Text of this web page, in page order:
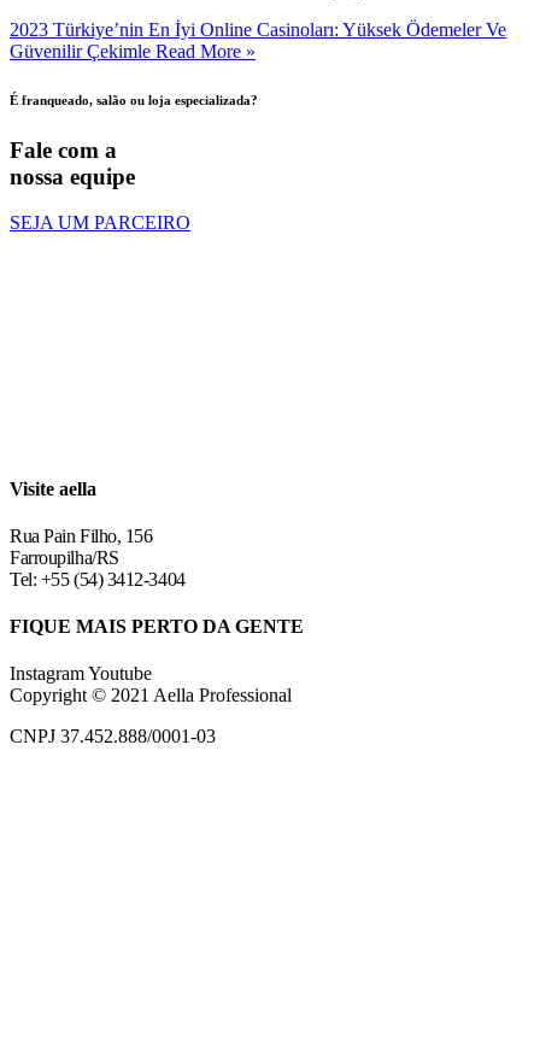
2023 Türkiye’nin En İyi Online Casinoları: Yüksek Ödemeler Ve
Güvenilir Çekimle Read More »
É franqueado, salão ou loja especializada?
Fale com a
nossa equipe
SEJA UM PARCEIRO
Visite aella
Rua Pain Filho, 156
Farroupilha/RS
Tel: +55 (54) 3412-3404
FIQUE MAIS PERTO DA GENTE
InstagramYoutube
Copyright © 2021 Aella Professional
CNPJ 37.452.888/0001-03